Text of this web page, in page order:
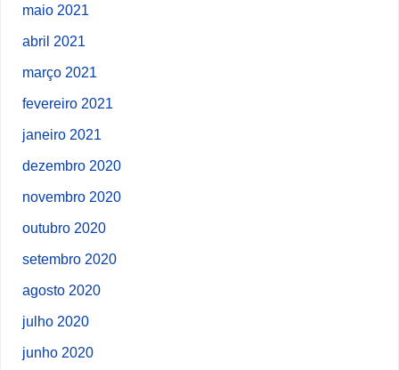
maio 2021
abril 2021
março 2021
fevereiro 2021
janeiro 2021
dezembro 2020
novembro 2020
outubro 2020
setembro 2020
agosto 2020
julho 2020
junho 2020